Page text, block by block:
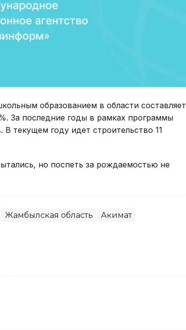
образованием в области составляет
За последние годы в рамках программы
текущем году идет строительство 11
но поспеть за рождаемостью не
Жамбылская область
Акимат